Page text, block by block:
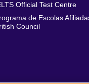
Official Test Centre
de Escolas
Council